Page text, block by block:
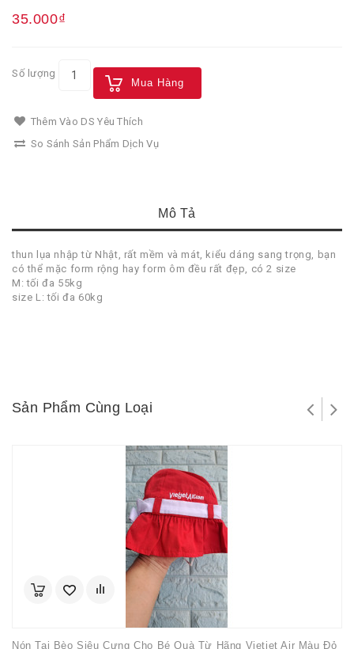
35.000₫
Số lượng
Mua Hàng
Thêm Vào DS Yêu Thích
So Sánh Sản Phẩm Dịch Vụ
Mô Tả
thun lụa nhập từ Nhật, rất mềm và mát, kiểu dáng sang trọng, bạn
có thể mặc form rộng hay form ôm đều rất đẹp, có 2 size
M: tối đa 55kg
size L: tối đa 60kg
Sản Phẩm Cùng Loại
Nón Tai Bèo Siêu Cưng Cho Bé Quà Từ Hãng Vietjet Air Màu Đỏ